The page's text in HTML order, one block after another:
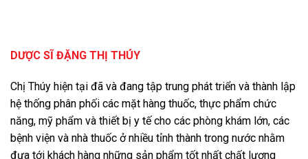
DƯỢC SĨ ĐẶNG THỊ THÚY
Chị Thúy hiện tại đã và đang tập trung phát triển và thành lập
hệ thống phân phối các mặt hàng thuốc, thực phẩm chức
năng, mỹ phẩm và thiết bị y tế cho các phòng khám lớn, các
bệnh viện và nhà thuốc ở nhiều tỉnh thành trong nước nhằm
đưa tới khách hàng những sản phẩm tốt nhất chất lượng